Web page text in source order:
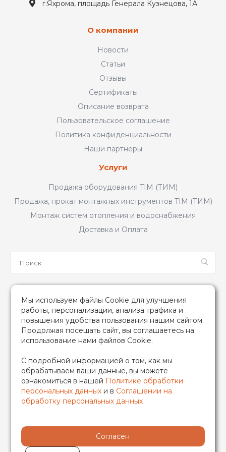
г.Яхрома, площадь Генерала Кузнецова, 1А
О компании
Новости
Статьи
Отзывы
Сертификаты
Описание возврата
Пользовательское соглашение
Политика конфиденциальности
Наши партнеры
Услуги
Продажа оборудования TIM (ТИМ)
Продажа, прокат монтажных инструментов TIM (ТИМ)
Монтаж систем отопления и водоснабжения
Доставка и Оплата
2026 © TIM (ТИМ) Инженерная сантехника, Все права
защищены
ИП Гончаренко Надежда Николаевна
500708528433/319500700011740
Мы используем файлы Cookie для улучшения
работы, персонализации, анализа трафика и
повышения удобства пользования нашим сайтом.
Продолжая посещать сайт, вы соглашаетесь на
использование нами файлов Cookie.
С подробной информацией о том, как мы
обрабатываем ваши данные, вы можете
ознакомиться в нашей Политике обработки
персональных данных и в Соглашении на
обработку персональных данных
Согласен
Мы используем файлы Cookie для улучшения
работы, персонализации, анализа трафика и
повышения удобства пользования нашим сайтом.
Продолжая посещать сайт, вы соглашаетесь на
использование нами файлов Cookie.
С подробной информацией о том, как мы
обрабатываем ваши данные, вы можете
ознакомиться в нашей Политике обработки
персональных данных и в Соглашении на
обработку персональных данных
Согласен